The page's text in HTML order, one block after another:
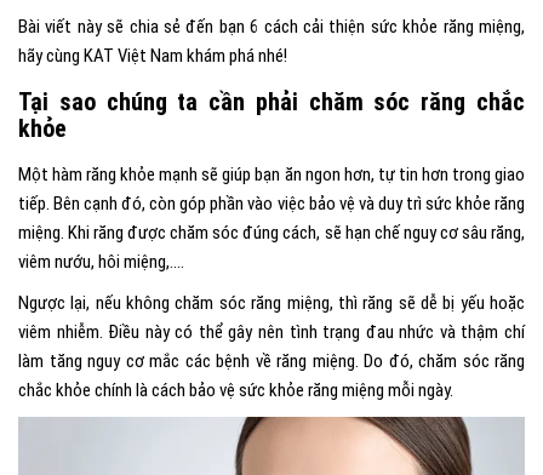
Bài viết này sẽ chia sẻ đến bạn 6 cách cải thiện sức khỏe răng miệng,
hãy cùng KAT Việt Nam khám phá nhé!
Tại sao chúng ta cần phải chăm sóc răng chắc
khỏe
Một hàm răng khỏe mạnh sẽ giúp bạn ăn ngon hơn, tự tin hơn trong giao
tiếp. Bên cạnh đó, còn góp phần vào việc bảo vệ và duy trì sức khỏe răng
miệng. Khi răng được chăm sóc đúng cách, sẽ hạn chế nguy cơ sâu răng,
viêm nướu, hôi miệng,….
Ngược lại, nếu không chăm sóc răng miệng, thì răng sẽ dễ bị yếu hoặc
viêm nhiễm. Điều này có thể gây nên tình trạng đau nhức và thậm chí
làm tăng nguy cơ mắc các bệnh về răng miệng. Do đó, chăm sóc răng
chắc khỏe chính là cách bảo vệ sức khỏe răng miệng mỗi ngày.